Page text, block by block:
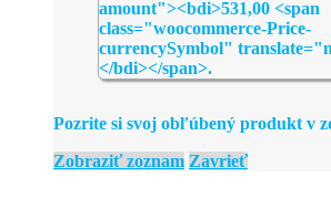
Pozrite si svoj obľúbený produkt v
Zobraziť zoznam Zavrieť